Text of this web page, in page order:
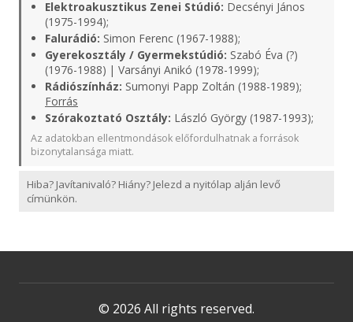
Elektroakusztikus Zenei Stúdió: Decsényi János
(1975-1994);
Falurádió: Simon Ferenc (1967-1988);
Gyerekosztály / Gyermekstúdió: Szabó Éva (?)
(1976-1988) | Varsányi Anikó (1978-1999);
Rádiószínház: Sumonyi Papp Zoltán (1988-1989);
Forrás
Szórakoztató Osztály: László György (1987-1993);
Az adatokban ellentmondások előfordulhatnak a források
bizonytalansága miatt.
Hiba? Javítanivaló? Hiány? Jelezd a nyitólap alján levő
címünkön.
© 2026 All rights reserved.